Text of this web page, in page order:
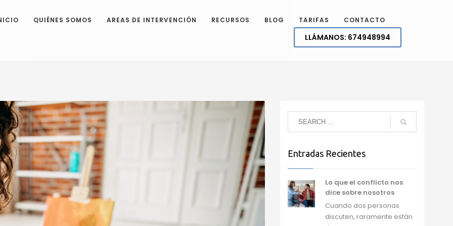
QUIÉNES SOMOS AREAS DE INTERVENCIÓN RECURSOS BLOG TARIFAS CONTACTO
LLÁMANOS: 674948994
Entradas Recientes
Lo que el conflicto nos
dice sobre nosotros
Cuando dos personas
discuten, raramente están